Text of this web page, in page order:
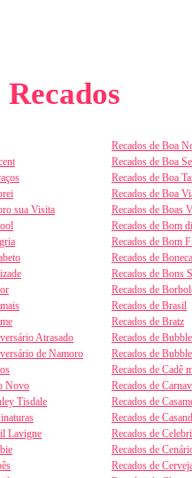
sua Visita
Atrasado
de Namoro
Novo
Tisdale
Lavigne
Recados de Boa
Recados de Boa
Recados de Boa
Recados de Boa
Recados de Boas
Recados de Bom
Recados de Bom
Recados de
Recados de Bons
Recados de
Recados de Brasil
Recados de Bratz
Recados de
Recados de
Recados de Cadê
Recados de
Recados de
Recados de
Recados de
Recados de
Recados de